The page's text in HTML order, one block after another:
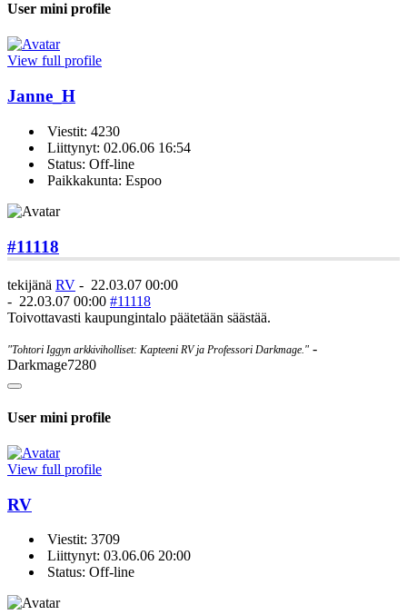
User mini profile
View full profile
Janne_H
Viestit: 4230
Liittynyt: 02.06.06 16:54
Status: Off-line
Paikkakunta: Espoo
#11118
tekijänä RV - 22.03.07 00:00
- 22.03.07 00:00 #11118
Toivottavasti kaupungintalo päätetään säästää.
"Tohtori Iggyn arkkiviholliset: Kapteeni RV ja Professori Darkmage." -
Darkmage7280
User mini profile
View full profile
RV
Viestit: 3709
Liittynyt: 03.06.06 20:00
Status: Off-line